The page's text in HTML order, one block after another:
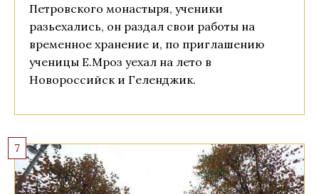
Петровского монастыря, ученики
разьехались, он раздал свои работы на
временное хранение и, по приглашению
ученицы Е.Мроз уехал на лето в
Новороссийск и Геленджик.
7